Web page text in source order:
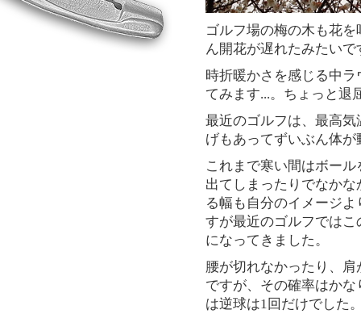
ゴルフ場の梅の木も花
ん開花が遅れたみたいで
時折暖かさを感じる中
てみます...。ちょっと退
最近のゴルフは、最高
げもあってずいぶん体
これまで寒い間はボー
出てしまったりでなか
る幅も自分のイメージ
すが最近のゴルフでは
になってきました。
腰が切れなかったり、
ですが、その確率はか
は逆球は1回だけでした